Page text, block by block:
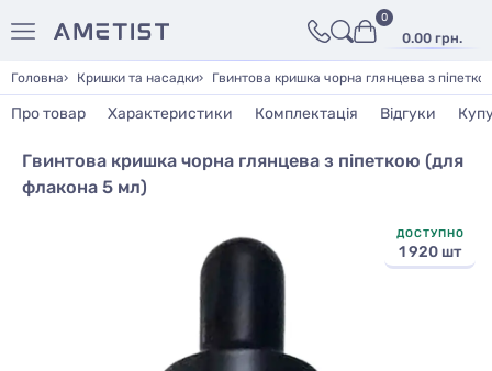
0.00 грн.
0
Головна Кришки та насадки Гвинтова кришка чорна глянцева з
Про товар Характеристики Комплектація Відгуки
Гвинтова кришка чорна глянцева з піпеткою (для
флакона 5 мл)
ДОСТУПНО
1 920 шт